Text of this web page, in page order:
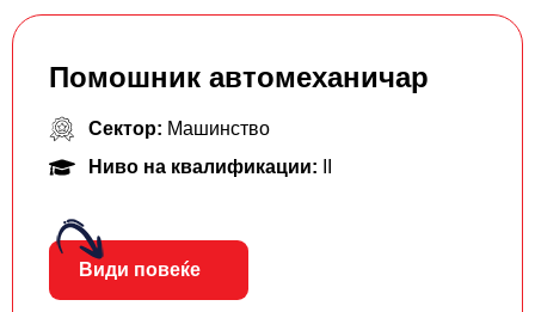
Помошник автомеханичар
Сектор: Машинство
Ниво на квалификации:
Види повеќе